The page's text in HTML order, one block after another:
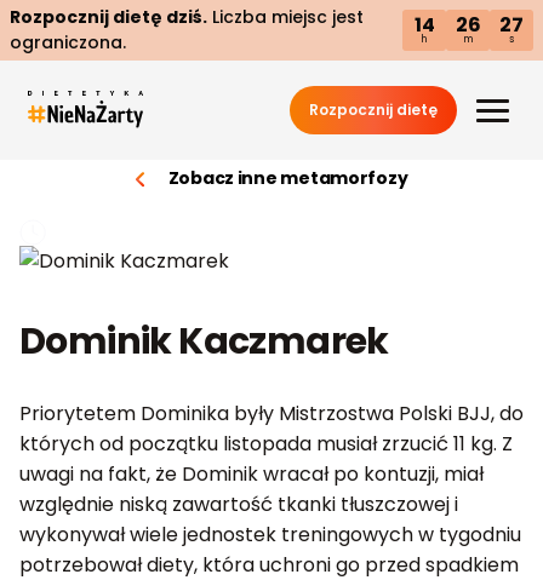
Rozpocznij dietę dziś. Liczba miejsc jest
ograniczona.
14
h
26
m
26
s
Rozpocznij dietę
Zobacz inne metamorfozy
Dominik Kaczmarek
Priorytetem Dominika były Mistrzostwa Polski BJJ, do
których od początku listopada musiał zrzucić 11 kg. Z
uwagi na fakt, że Dominik wracał po kontuzji, miał
względnie niską zawartość tkanki tłuszczowej i
wykonywał wiele jednostek treningowych w tygodniu
potrzebował diety, która uchroni go przed spadkiem